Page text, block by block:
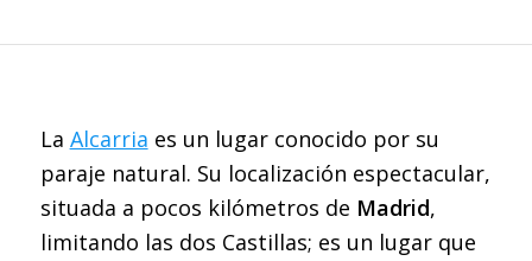
La Alcarria es un lugar conocido por su
paraje natural. Su localización espectacular,
situada a pocos kilómetros de Madrid,
limitando las dos Castillas; es un lugar que